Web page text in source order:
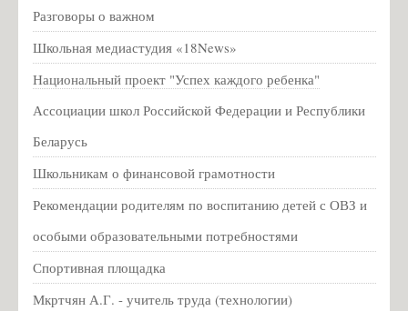
Конкурсы
Всероссийская акция "Урок цифры"
Новогодняя выставка
Вакцинация от гриппа и коронавирусной инфекции
Год педагога и наставника
Памятка о мерах профилактики энтеровирусной инфекции для
детских образовательных учреждений
Оператор курса «Россия – мои горизонты» отвечает на вопросы
Разговоры о важном
Школьная медиастудия «18News»
Национальный проект "Успех каждого ребенка"
Ассоциации школ Российской Федерации и Республики
Беларусь
Школьникам о финансовой грамотности
Рекомендации родителям по воспитанию детей с ОВЗ и
особыми образовательными потребностями
Спортивная площадка
Мкртчян А.Г. - учитель труда (технологии)